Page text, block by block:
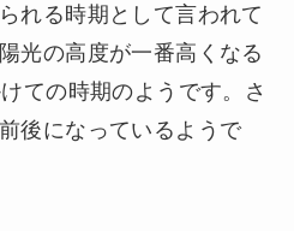
れる時期として言われて
光の高度が一番高くなる
ての時期のようです。さ
後になっているようで